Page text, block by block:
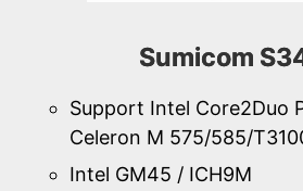
Sumicom
Support Intel Core2Duo
Celeron M 575/585/
Intel GM45 / ICH9M